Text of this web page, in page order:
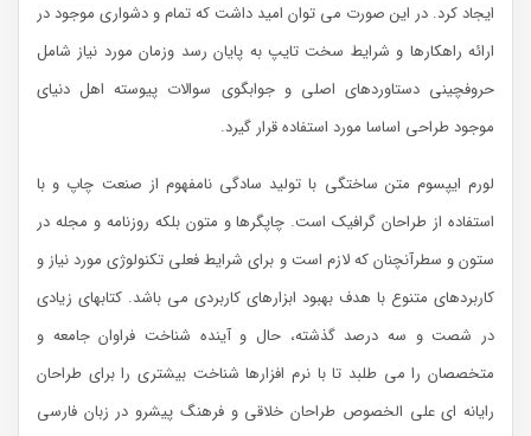
ایجاد کرد. در این صورت می توان امید داشت که تمام و دشواری موجود در
ارائه راهکارها و شرایط سخت تایپ به پایان رسد وزمان مورد نیاز شامل
حروفچینی دستاوردهای اصلی و جوابگوی سوالات پیوسته اهل دنیای
موجود طراحی اساسا مورد استفاده قرار گیرد.
لورم ایپسوم متن ساختگی با تولید سادگی نامفهوم از صنعت چاپ و با
استفاده از طراحان گرافیک است. چاپگرها و متون بلکه روزنامه و مجله در
ستون و سطرآنچنان که لازم است و برای شرایط فعلی تکنولوژی مورد نیاز و
کاربردهای متنوع با هدف بهبود ابزارهای کاربردی می باشد. کتابهای زیادی
در شصت و سه درصد گذشته، حال و آینده شناخت فراوان جامعه و
متخصصان را می طلبد تا با نرم افزارها شناخت بیشتری را برای طراحان
رایانه ای علی الخصوص طراحان خلاقی و فرهنگ پیشرو در زبان فارسی